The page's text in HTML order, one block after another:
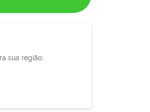
sua região: